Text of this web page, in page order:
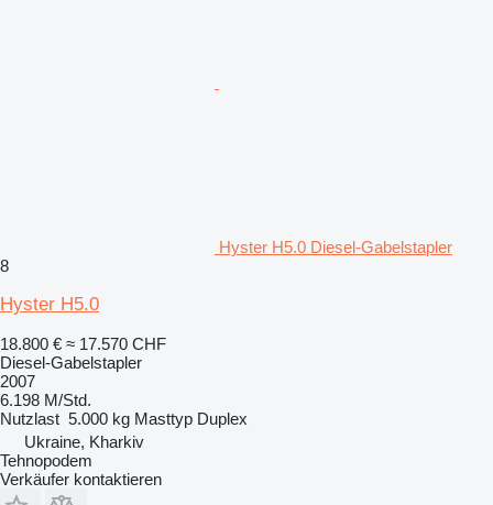
Hyster H5.0 Diesel-Gabelstapler
8
Hyster H5.0
18.800 € ≈ 17.570 CHF
Diesel-Gabelstapler
2007
6.198 M/Std.
Nutzlast 5.000 kg Masttyp Duplex
Ukraine, Kharkiv
Tehnopodem
Verkäufer kontaktieren